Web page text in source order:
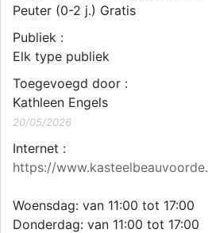
Peuter (0-2 j.) Gratis
Publiek :
Elk type publiek
Toegevoegd door :
Kathleen Engels
20/05/2026
Internet :
https://
Woensdag: van 11:00 tot 17:00
Donderdag: van 11:00 tot 17:00